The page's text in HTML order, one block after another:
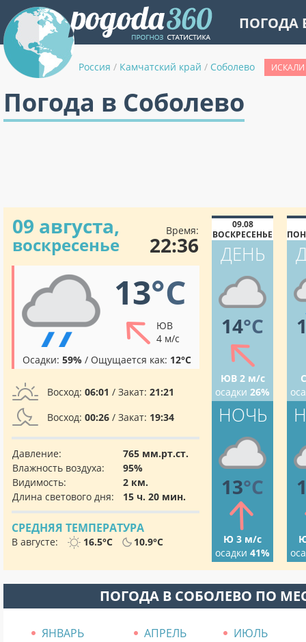
ПОГОДА
Россия / Камчатский край / Соболево
Погода в Соболево
09 августа,
воскресенье
Время:
22:36
13°C
ЮВ
4 м/с
Осадки: 59% / Ощущается как: 12°C
Восход: 06:01 / Закат: 21:21
Восход: 00:26 / Закат: 19:34
Давление:
765 мм.рт.ст.
Влажность воздуха:
95%
Видимость:
2 км.
Длина светового дня:
15 ч. 20 мин.
СРЕДНЯЯ ТЕМПЕРАТУРА
В августе: 16.5°C 10.9°C
09.08
ВОСКРЕСЕНЬЕ
ДЕНЬ
14°C
ЮВ 2 м/с
осадки 26%
НОЧЬ
13°C
Ю 3 м/с
осадки 41%
ПОГОДА В СОБОЛЕВО ПО
ЯНВАРЬ АПРЕЛЬ
ИЮЛЬ